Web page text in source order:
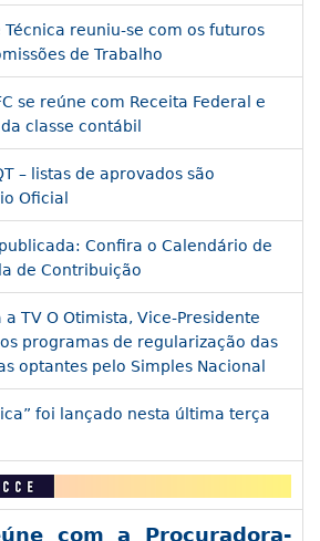
reuniu-se com os futuros
de Trabalho
se reúne com Receita Federal e
classe contábil
– listas de aprovados são
Oficial
Confira o Calendário de
de Contribuição
TV O Otimista, Vice-Presidente
programas de regularização das
optantes pelo Simples Nacional
foi lançado nesta última terça
com a Procuradora-